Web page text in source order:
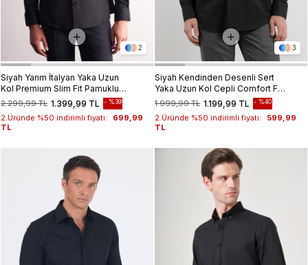
2
Siyah Yarım İtalyan Yaka Uzun
Kol Premium Slim Fit Pamuklu
Gömlek 1004255198
1.399,99 TL
2.299,99 TL %39
2.Üründe %50 indirimli fiyatı:
699,99
TL
3
Siyah Kendinden Desenli Sert
Yaka Uzun Kol Cepli Comfort Fit
Pamuklu Gömlek 1004255206
1.199,99 TL
1.999,99 TL %40
2.Üründe %50 indirimli fiyatı:
599,99
TL